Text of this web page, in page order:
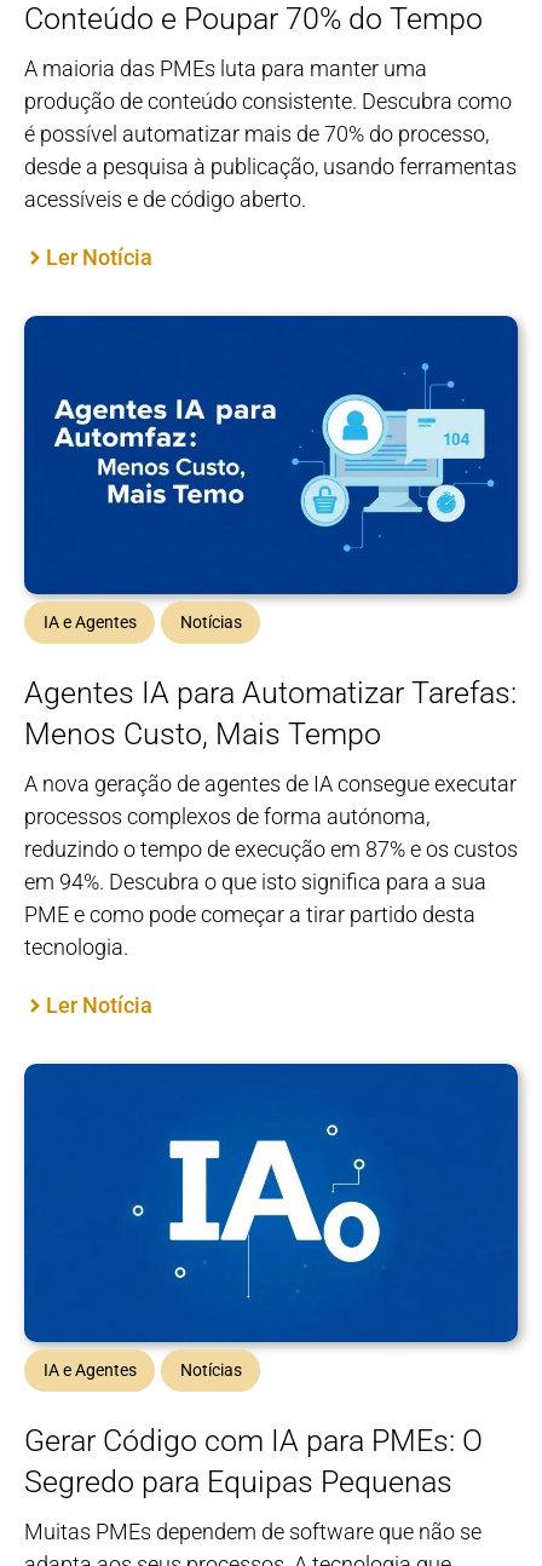
Conteúdo e Poupar 70% do Tempo
A maioria das PMEs luta para manter uma
produção de conteúdo consistente. Descubra como
é possível automatizar mais de 70% do processo,
desde a pesquisa à publicação, usando ferramentas
acessíveis e de código aberto.
Ler Notícia
IA e Agentes Notícias
Agentes IA para Automatizar Tarefas:
Menos Custo, Mais Tempo
A nova geração de agentes de IA consegue executar
processos complexos de forma autónoma,
reduzindo o tempo de execução em 87% e os custos
em 94%. Descubra o que isto significa para a sua
PME e como pode começar a tirar partido desta
tecnologia.
Ler Notícia
IA e Agentes Notícias
Gerar Código com IA para PMEs: O
Segredo para Equipas Pequenas
Muitas PMEs dependem de software que não se